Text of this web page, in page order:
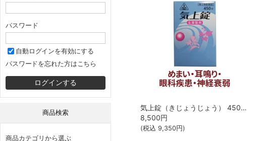
パスワード
自動ログインを有効にする
パスワードを忘れた方はこちら
商品検索
商品カテゴリから選ぶ
気上錠（きじょうじょう） 450錠【第2類医薬品】[ホノミ剤盛堂薬品]【202309▲】
8,500円
(税込9,350円)